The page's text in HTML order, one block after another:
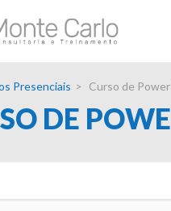
Presenciais Curso de
DE